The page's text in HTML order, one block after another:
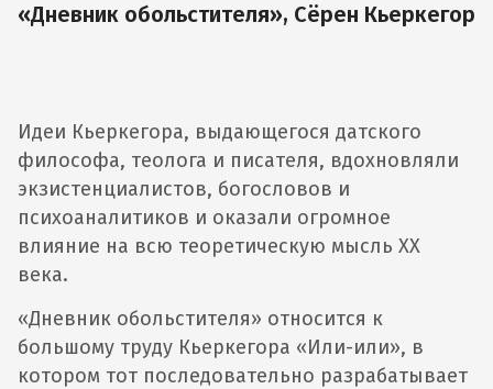
‎«Дневник обольстителя», Сёрен Кьеркегор
Идеи Кьеркегора, выдающегося датского
философа, теолога и писателя, вдохновляли
экзистенциалистов, богословов и
психоаналитиков и оказали огромное
влияние на всю теоретическую мысль ХХ
века.
«Дневник обольстителя» относится к
большому труду Кьеркегора «Или-или», в
котором тот последовательно разрабатывает